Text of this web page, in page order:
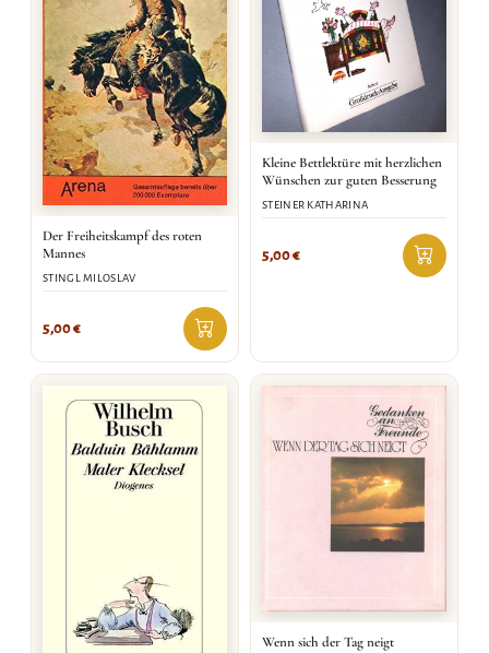
Der Freiheitskampf des roten
Mannes
STINGL MILOSLAV
5,00€
Kleine Bettlektüre mit herzlichen
Wünschen zur guten Besserung
STEINER KATHARINA
5,00€
Wenn sich der Tag neigt